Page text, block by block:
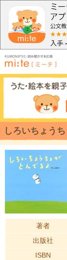
しろいちょう
著者
出版社
ISBN